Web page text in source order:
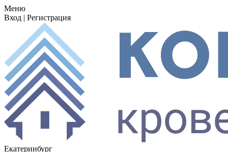
Меню
Вход | Регистрация
Екатеринбург